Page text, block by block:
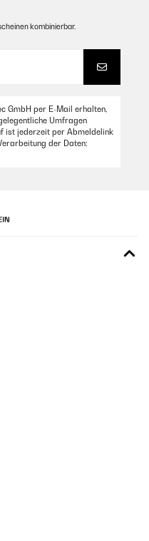
kombinierbar.
GmbH per E-Mail erhalten,
Umfragen
ist jederzeit per Abmeldelink
der Daten: